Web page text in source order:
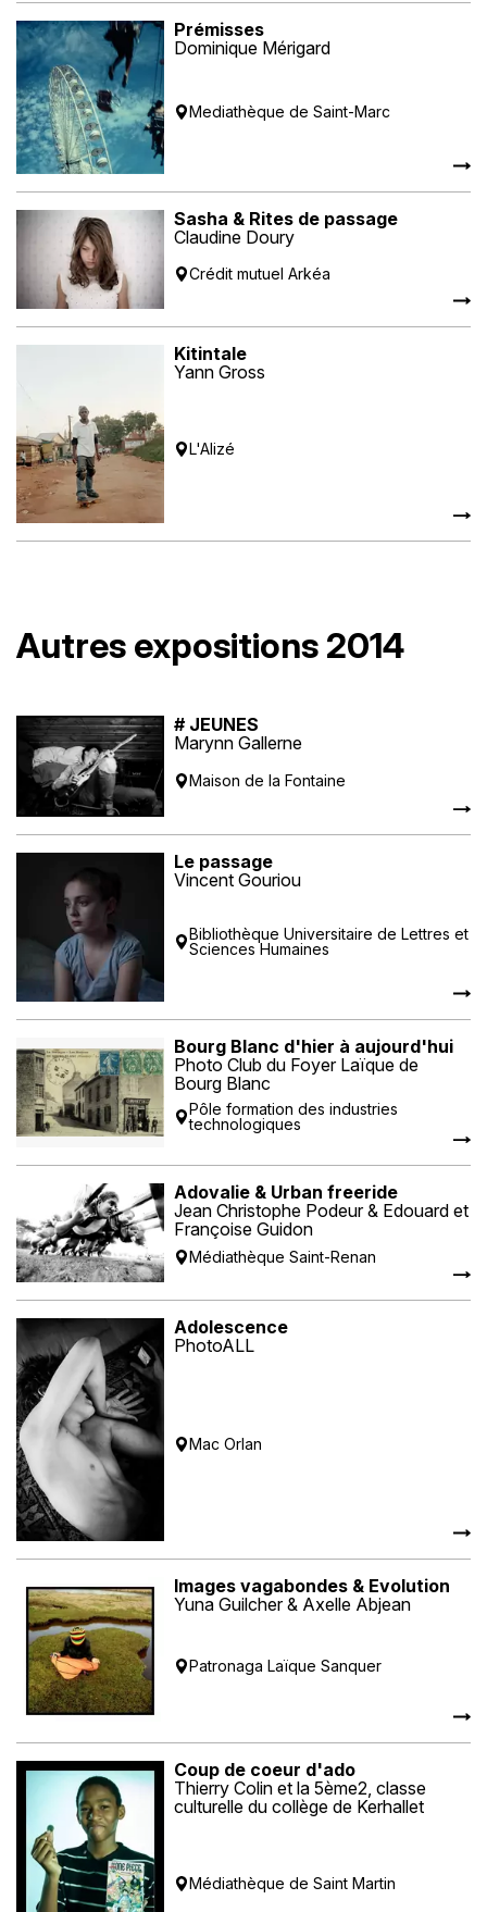
Prémisses
Dominique Mérigard
Mediathèque de Saint-Marc
Sasha & Rites de passage
Claudine Doury
Crédit mutuel Arkéa
Kitintale
Yann Gross
L'Alizé
Autres expositions 2014
# JEUNES
Marynn Gallerne
Maison de la Fontaine
Le passage
Vincent Gouriou
Bibliothèque Universitaire de Lettres et
Sciences Humaines
Bourg Blanc d'hier à aujourd'hui
Photo Club du Foyer Laïque de
Bourg Blanc
Pôle formation des industries
technologiques
Adovalie & Urban freeride
Jean Christophe Podeur & Edouard et
Françoise Guidon
Médiathèque Saint-Renan
Adolescence
PhotoALL
Mac Orlan
Images vagabondes & Evolution
Yuna Guilcher & Axelle Abjean
Patronaga Laïque Sanquer
Coup de coeur d'ado
Thierry Colin et la 5ème2, classe
culturelle du collège de Kerhallet
Médiathèque de Saint Martin